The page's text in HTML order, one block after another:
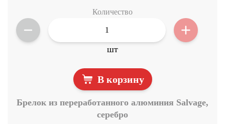
Количество
шт
В корзину
Брелок из переработанного алюминия Salvage,
серебро